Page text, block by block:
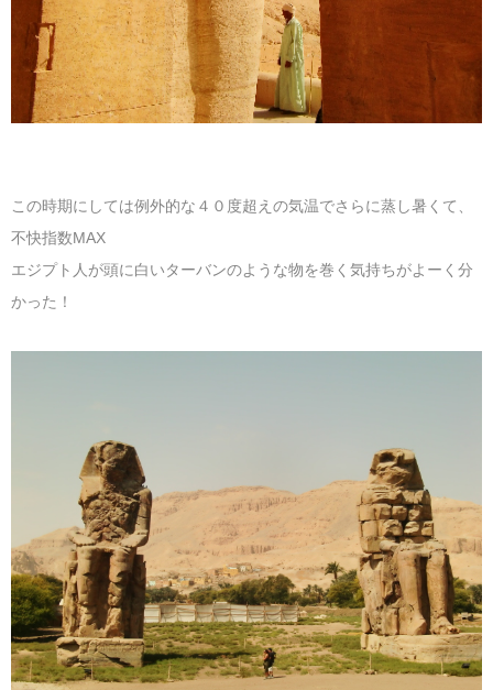
この時期にしては例外的な４０度超えの気温でさらに蒸し暑くて、
不快指数MAX
エジプト人が頭に白いターバンのような物を巻く気持ちがよーく分
かった！